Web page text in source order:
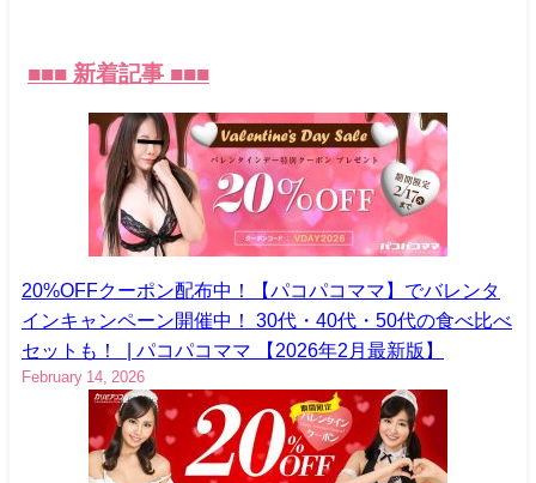
■■■ 新着記事 ■■■
20%OFFクーポン配布中！【パコパコママ】でバレンタ
インキャンペーン開催中！ 30代・40代・50代の食べ比べ
セットも！ | パコパコママ 【2026年2月最新版】
February 14, 2026